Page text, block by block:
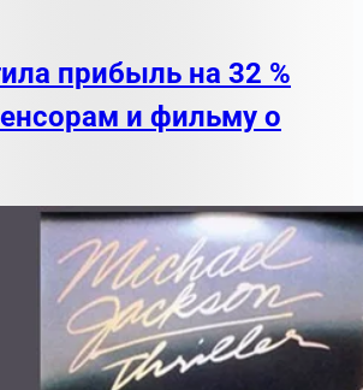
прибыль на 32 %
и фильму о